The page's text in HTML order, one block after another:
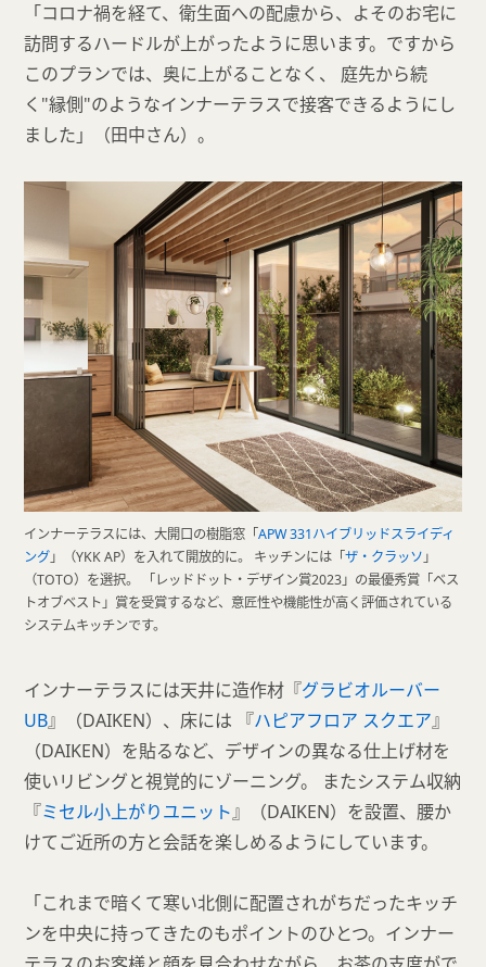
「コロナ禍を経て、衛生面への配慮から、よそのお宅に
訪問するハードルが上がったように思います。ですから
このプランでは、奥に上がることなく、 庭先から続
く"縁側"のようなインナーテラスで接客できるようにし
ました」（田中さん）。
インナーテラスには、大開口の樹脂窓「APW 331ハイブリッドスライディ
ング」（YKK AP）を入れて開放的に。 キッチンには「ザ・クラッソ 」
（TOTO）を選択。 「レッドドット・デザイン賞2023」の最優秀賞「ベス
トオブベスト」賞を受賞するなど、意匠性や機能性が高く評価されている
システムキッチンです。
インナーテラスには天井に造作材『グラビオルーバー
UB』（DAIKEN）、床には 『ハピアフロア スクエア』
（DAIKEN）を貼るなど、デザインの異なる仕上げ材を
使いリビングと視覚的にゾーニング。 またシステム収納
『ミセル小上がりユニット』（DAIKEN）を設置、腰か
けてご近所の方と会話を楽しめるようにしています。
「これまで暗くて寒い北側に配置されがちだったキッチ
ンを中央に持ってきたのもポイントのひとつ。インナー